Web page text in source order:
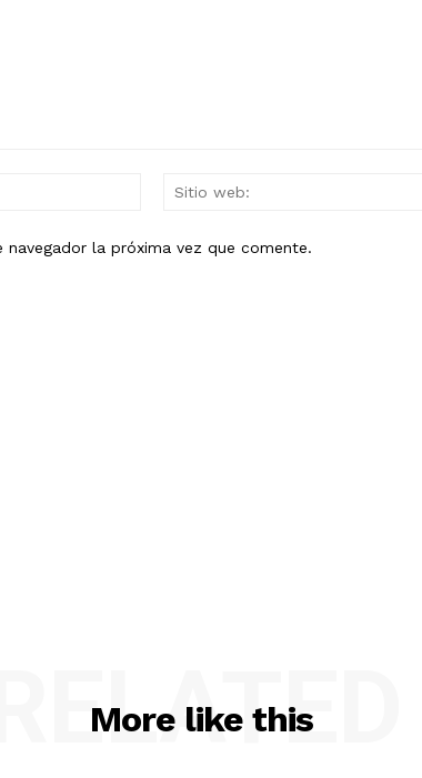
Mail:*
la próxima vez que comente.
More like this
RELATED